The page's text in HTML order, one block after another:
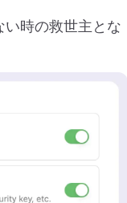
時の救世主とな